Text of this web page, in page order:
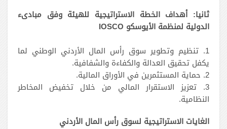
ثانيا: أهداف الخطة الاستراتيجية للهيئة وفق مبادىء
الدولية لمنظمة الأيوسكو IOSCO
1. تنظيم وتطوير سوق رأس المال الأردني الوطني لما
يكفل تحقيق العدالة والكفاءة والشفافية.
2. حماية المستثمرين في الأوراق المالية.
3. تعزيز الاستقرار المالي من خلال تخفيض المخاطر
النظامية.
الغايات الاستراتيجية لسوق رأس المال الأردني